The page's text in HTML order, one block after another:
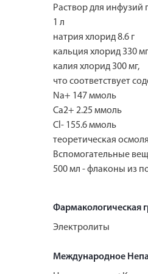
Раствор для
1 л
натрия хлорид 8.6 г
кальция хлорид 330 мг
калия хлорид 300 мг,
что соответствует
Na+ 147 ммоль
Ca2+ 2.25 ммоль
Cl- 155.6 ммоль
теоретическая
Вспомогательные
500 мл - флаконы из
Фармакологическая
Электролиты
Международное